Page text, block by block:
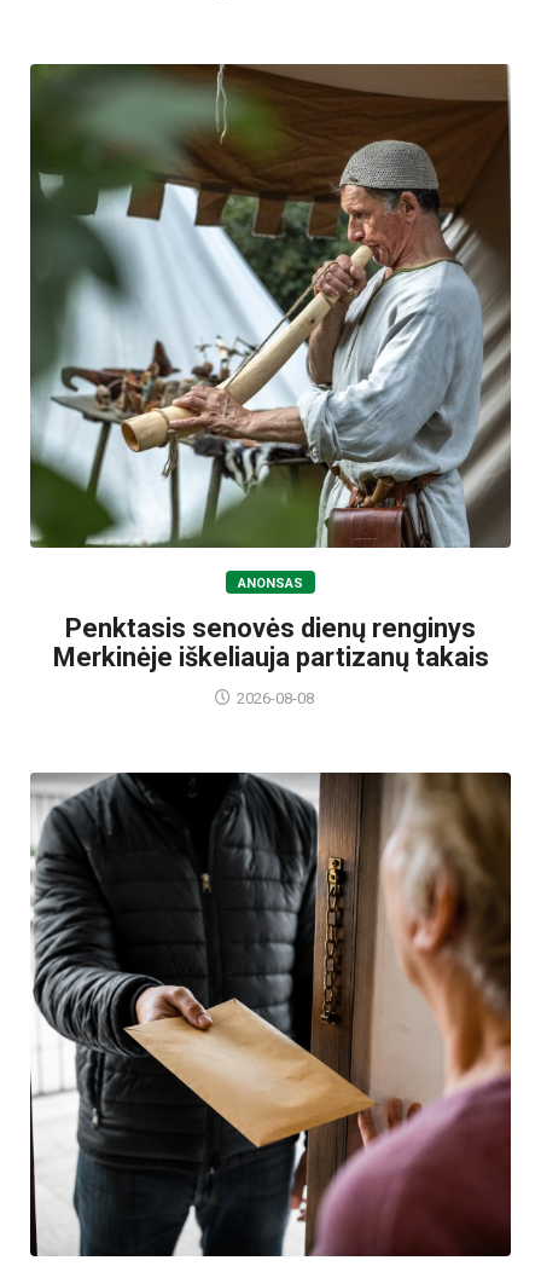
ANONSAS
Penktasis senovės dienų renginys
Merkinėje iškeliauja partizanų takais
2026-08-08